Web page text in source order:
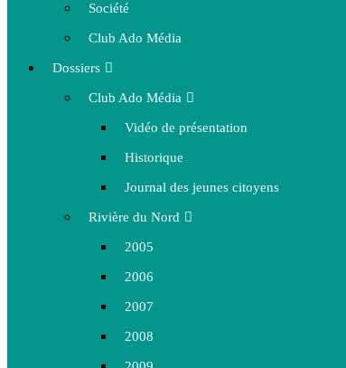
Société
Club Ado Média
Dossiers
Club Ado Média
Vidéo de présentation
Historique
Journal des jeunes citoyens
Rivière du Nord
2005
2006
2007
2008